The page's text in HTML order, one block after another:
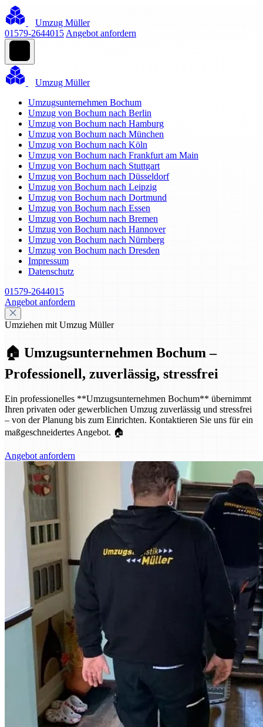
Umzug Müller
01579-2644015 Angebot anfordern
Umzug Müller
Umzugsunternehmen Bochum
Umzug von Bochum nach Berlin
Umzug von Bochum nach Hamburg
Umzug von Bochum nach München
Umzug von Bochum nach Köln
Umzug von Bochum nach Frankfurt am Main
Umzug von Bochum nach Stuttgart
Umzug von Bochum nach Düsseldorf
Umzug von Bochum nach Leipzig
Umzug von Bochum nach Dortmund
Umzug von Bochum nach Essen
Umzug von Bochum nach Bremen
Umzug von Bochum nach Hannover
Umzug von Bochum nach Nürnberg
Umzug von Bochum nach Dresden
Impressum
Datenschutz
01579-2644015
Angebot anfordern
Umziehen mit Umzug Müller
🏠 Umzugsunternehmen Bochum –
Professionell, zuverlässig, stressfrei
Ein professionelles **Umzugsunternehmen Bochum** übernimmt
Ihren privaten oder gewerblichen Umzug zuverlässig und stressfrei
– von der Planung bis zum Einrichten. Kontaktieren Sie uns für ein
maßgeschneidertes Angebot. 🏠
Angebot anfordern